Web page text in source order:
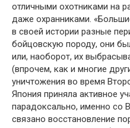
отличными охотниками на
даже охранниками.
в своей истории разные
бойцовскую породу, они
или, наоборот, их
(впрочем, как и многие
уничтожения во время
Япония приняла активное
парадоксально, именно со
связано восстановление